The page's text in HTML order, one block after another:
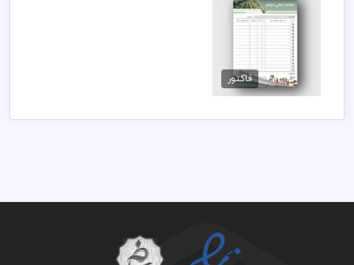
فاکتور لوازم کشاورزی
89,000 تومان
فاکتور